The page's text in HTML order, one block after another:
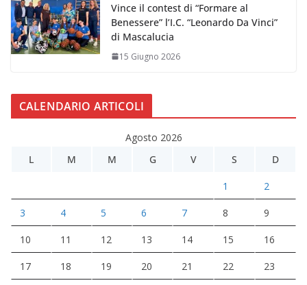
Vince il contest di “Formare al
Benessere” l’I.C. “Leonardo Da Vinci”
di Mascalucia
15 Giugno 2026
CALENDARIO ARTICOLI
Agosto 2026
L
M M G V S D
1 2
3 4 5 6 7 8 9
10 11 12 13 14 15 16
17 18 19 20 21 22 23